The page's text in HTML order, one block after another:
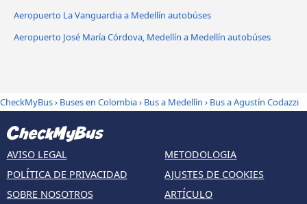
Aeropuerto La Vanguardia a Medellín autobúses
Aeropuerto José María Córdova, Medellín a Medellín autobúses
CheckMyBus› Buses en Colombia› Bus a Medellín › Bus a Agustín Codazzi
AVISO LEGAL
POLÍTICA DE PRIVACIDAD
SOBRE NOSOTROS
METODOLOGIA
AJUSTES DE COOKIES
ARTÍCULO